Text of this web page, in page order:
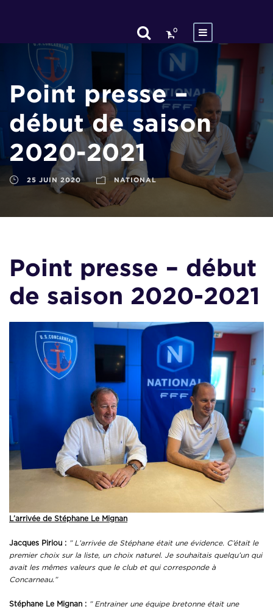
0
Point presse –
début de saison
2020-2021
25 JUIN 2020 NATIONAL
Point presse – début
de saison 2020-2021
L’arrivée de Stéphane Le Mignan
Jacques Piriou : ” L’arrivée de Stéphane était une évidence. C’était le
premier choix sur la liste, un choix naturel. Je souhaitais quelqu’un qui
avait les mêmes valeurs que le club et qui corresponde à
Concarneau.”
Stéphane Le Mignan : ” Entrainer une équipe bretonne était une